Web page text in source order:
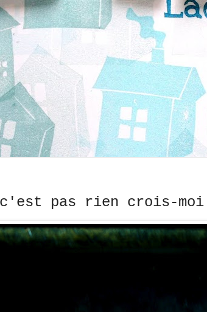
pas rien crois-moi